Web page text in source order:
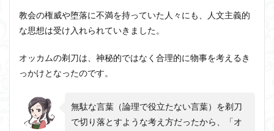
教会の権威や堕落に不満を持っていた人々にも、人文主義的
な思想は受け入れられていきました。
オッカムの剃刀は、神秘的ではなく合理的に物事を考えるき
っかけとなったのです。
無駄な言葉（論理で役立たない言葉）を剃刀
で切り落とすような考え方だったから、「オ